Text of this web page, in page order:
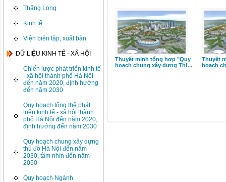
Thăng Long
Kinh tế
Viện biên tập, xuất bản
DỮ LIỆU KINH TẾ - XÃ HỘI
Chiến lược phát triển kinh tế
- xã hội thành phố Hà Nội
đến năm 2020, định hướng
đến năm 2030
Quy hoạch tổng thể phát
triển kinh tế - xã hội thành
phố Hà Nội đến năm 2020,
định hướng đến năm 2030
Quy hoạch chung xây dựng
thủ đô Hà Nội đến năm
2030, tầm nhìn đến năm
2050
Quy hoạch Ngành
Thuyết minh tổng hợp "Quy
hoạch chung xây dựng Thị…
Thuyết
hoạch